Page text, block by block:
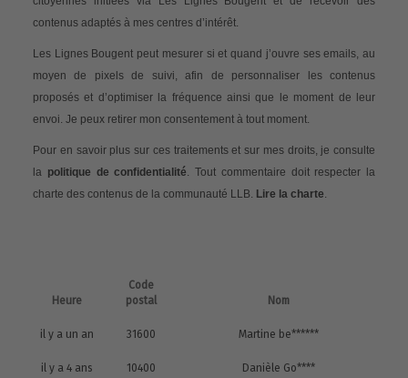
contenus adaptés à mes centres d’intérêt.
Les Lignes Bougent peut mesurer si et quand j’ouvre ses emails, au
moyen de pixels de suivi, afin de personnaliser les contenus
proposés et d’optimiser la fréquence ainsi que le moment de leur
envoi. Je peux retirer mon consentement à tout moment.
Pour en savoir plus sur ces traitements et sur mes droits, je consulte
la politique de confidentialité. Tout commentaire doit respecter la
charte des contenus de la communauté LLB. Lire la charte.
Heure
Code
postal
Nom
il y a un an 31600 Martine be******
il y a 4 ans 10400 Danièle Go****